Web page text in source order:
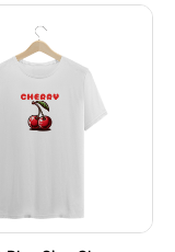
Rastrear Pedido
Uso Ilegal de Marcas